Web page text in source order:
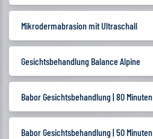
Mikrodermabrasion mit Ultraschall
Gesichtsbehandlung Balance Alpine
Babor Gesichtsbehandlung | 80 Minuten
Babor Gesichtsbehandlung | 50 Minuten